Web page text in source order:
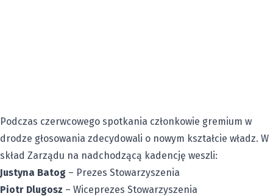
Podczas czerwcowego spotkania członkowie gremium w
drodze głosowania zdecydowali o nowym kształcie władz. W
skład Zarządu na nadchodzącą kadencję weszli:
Justyna Batog – Prezes Stowarzyszenia
Piotr Dlugosz – Wiceprezes Stowarzyszenia